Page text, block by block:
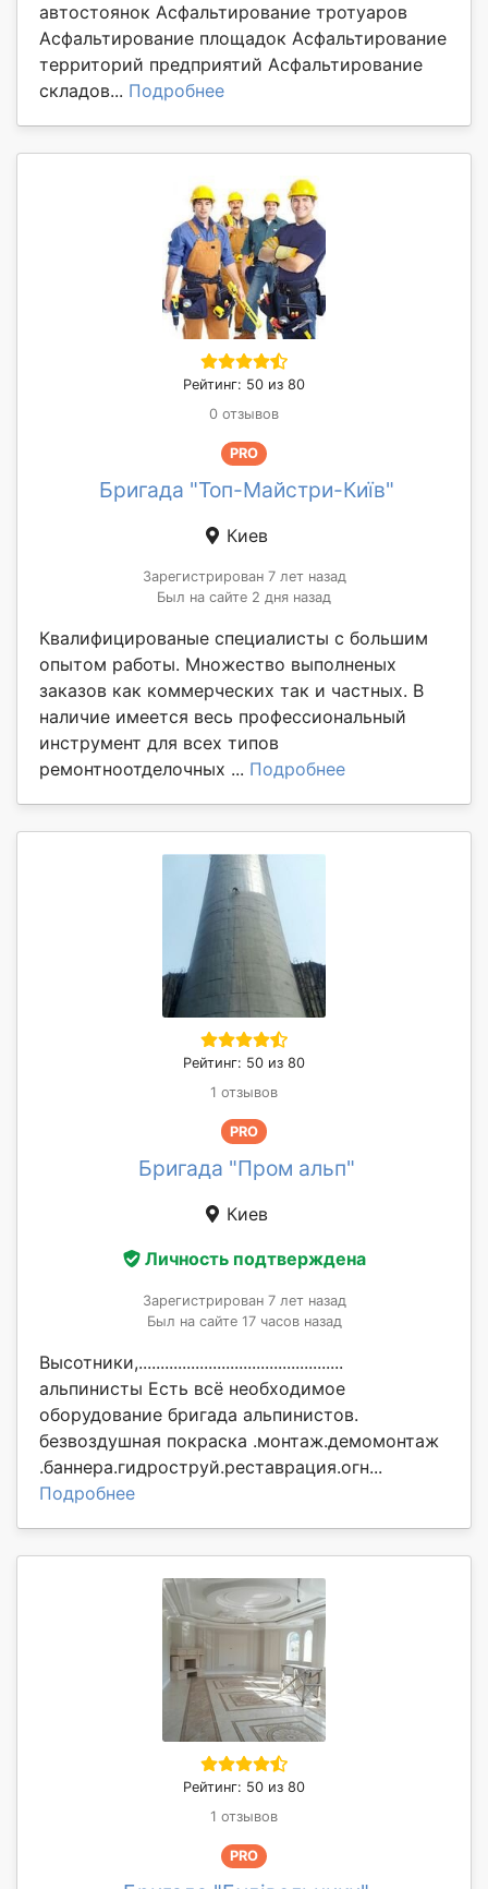
автостоянок Асфальтирование тротуаров
Асфальтирование площадок Асфальтирование
территорий предприятий Асфальтирование
складов... Подробнее
Рейтинг: 50 из 80
0 отзывов
PRO
Бригада "Топ-Майстри-Київ"
Киев
Зарегистрирован 7 лет назад
Был на сайте 2 дня назад
Квалифицированые специалисты с большим
опытом работы. Множество выполненых
заказов как коммерческих так и частных. В
наличие имеется весь профессиональный
инструмент для всех типов
ремонтноотделочных ... Подробнее
Рейтинг: 50 из 80
1 отзывов
PRO
Бригада "Пром альп"
Киев
Личность подтверждена
Зарегистрирован 7 лет назад
Был на сайте 17 часов назад
Высотники,...............................................
альпинисты Есть всё необходимое
оборудование бригада альпинистов.
безвоздушная покраска .монтаж.демомонтаж
.баннера.гидроструй.реставрация.огн...
Подробнее
Рейтинг: 50 из 80
1 отзывов
PRO